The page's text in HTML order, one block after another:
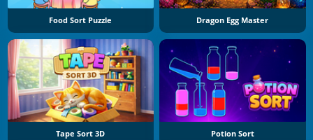
Food Sort Puzzle Dragon Egg Master
Tape Sort 3D Potion Sort